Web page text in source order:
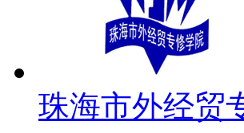
珠海市外经贸